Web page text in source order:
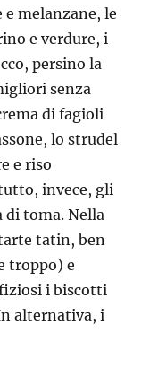
melanzane, le
e verdure, i
persino la
senza
di fagioli
lo strudel
e riso
invece, gli
toma. Nella
tatin, ben
troppo) e
i biscotti
alternativa, i